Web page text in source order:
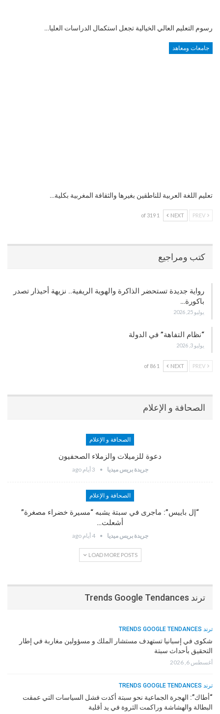
رسوم التعليم العالي الخيالية تجعل استكمال الدراسات العليا…
جامعات ومعاهد
تعليم اللغة العربية للناطقين بغيرها والثقافة المغربية بكلية…
NEXT
1 of 319
كتب ومراجيع
رواية جديدة تستحضر الذاكرة والهوية الريفية.. نزيهة أحيذار تصدر
باكورة…
يوليو 25, 2026
“نظام التفاهة” في الدولة
يوليو 3, 2026
NEXT
1 of 86
الصحافة و الإعلام
الصحافة و الإعلام
دعوة للزميلات والزملاء الصحفيون
جريدة بريس ميديا 3 أيام ago
الصحافة و الإعلام
“إل باييس”: ماجرى في سبتة يشبه “مسيرة خضراء مصغرة”
أشعلت…
جريدة بريس ميديا 4 أيام ago
LOAD MORE POSTS
ترند Trends Google Tendances
ترند TRENDS GOOGLE TENDANCES
شكوى في إسبانيا تستهدف مستشار الملك و مسؤولين مغاربة في إطار
التحقيق بأحداث سبتة
أغسطس 6, 2026
ترند TRENDS GOOGLE TENDANCES
“أطاك”: الهجرة الجماعية نحو سبتة أكدت فشل السياسات التي عمقت
البطالة والهشاشة وراكمت الثروة في يد أقلية